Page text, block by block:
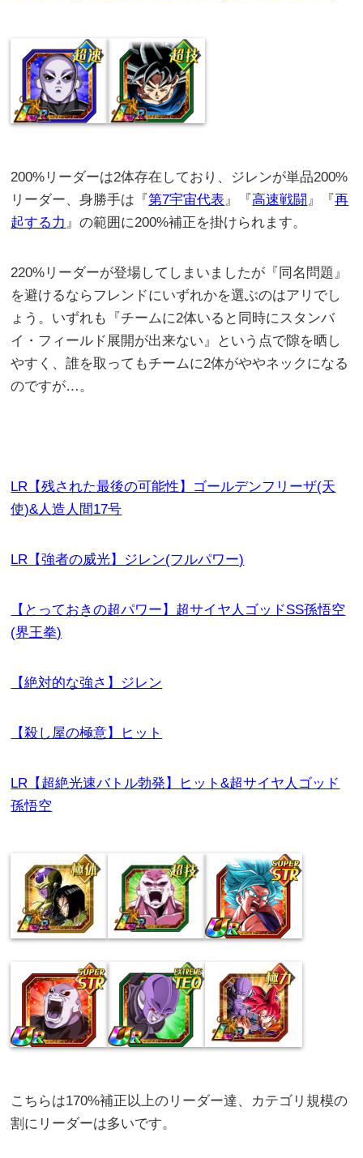
200%リーダーは2体存在しており、ジレンが単品200%
リーダー、身勝手は『第7宇宙代表』『 高速戦闘 』『再
起する力 』の範囲に200%補正を掛けられます。
220%リーダーが登場してしまいましたが『同名問題』
を避けるならフレンドにいずれかを選ぶのはアリでし
ょう。いずれも『チームに2体いると同時にスタンバ
イ・フィールド展開が出来ない』という点で隙を晒し
やすく、誰を取ってもチームに2体がややネックになる
のですが…。
LR【残された最後の可能性】ゴールデンフリーザ(天
使)&人造人間17号
LR【強者の威光】ジレン(フルパワー)
【とっておきの超パワー】超サイヤ人ゴッドSS孫悟空
(界王拳)
【絶対的な強さ】ジレン
【殺し屋の極意】ヒット
LR【超絶光速バトル勃発】ヒット&超サイヤ人ゴッド
孫悟空
こちらは170%補正以上のリーダー達、カテゴリ規模の
割にリーダーは多いです。